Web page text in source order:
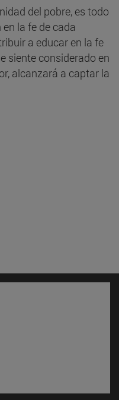
del pobre, es todo
la fe de cada
a educar en la fe
siente considerado en
alcanzará a captar la